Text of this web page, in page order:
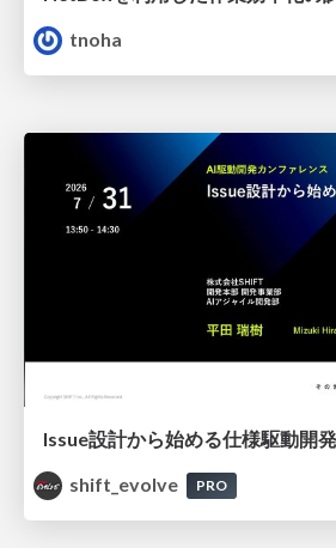
tnoha
shift_evolve
PRO